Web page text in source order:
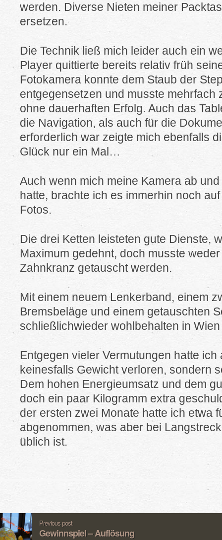
werden. Diverse Nieten meiner
ersetzen.
Die Technik ließ mich leider auch ein
Player quittierte bereits relativ früh
Fotokamera konnte dem Staub der
entgegensetzen und musste mehrfach
ohne dauerhaften Erfolg. Auch das
die Navigation, als auch für die
erforderlich war zeigte mich ebenfalls
Glück nur ein Mal…
Auch wenn mich meine Kamera ab
hatte, brachte ich es immerhin noch
Fotos.
Die drei Ketten leisteten gute Dienste,
Maximum gedehnt, doch musste
Zahnkranz getauscht werden.
Mit einem neuem Lenkerband, einem
Bremsbeläge und einem getauschten
schließlichwieder wohlbehalten in
Entgegen vieler Vermutungen hatte ich
keinesfalls Gewicht verloren, sondern
Dem hohen Energieumsatz und dem
doch ein paar Kilogramm extra
der ersten zwei Monate hatte ich etwa
abgenommen, was aber bei
üblich ist.
Previous post
Gewinnspiel – Auflösung